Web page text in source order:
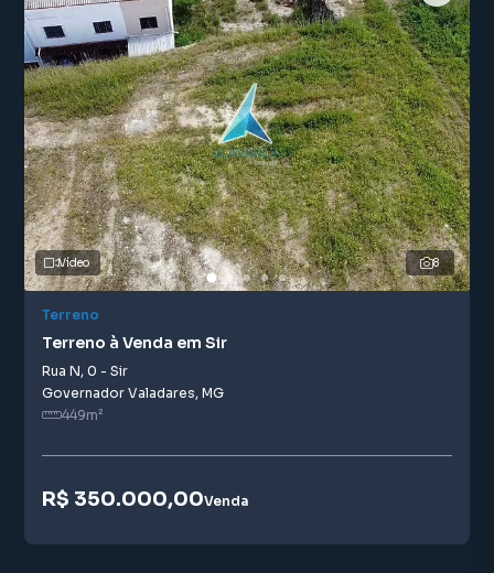
8
Vídeo
Terreno
Terreno à Venda em Sir
Rua N, 0 - Sir
Governador Valadares, MG
449m²
R$ 350.000,00Venda